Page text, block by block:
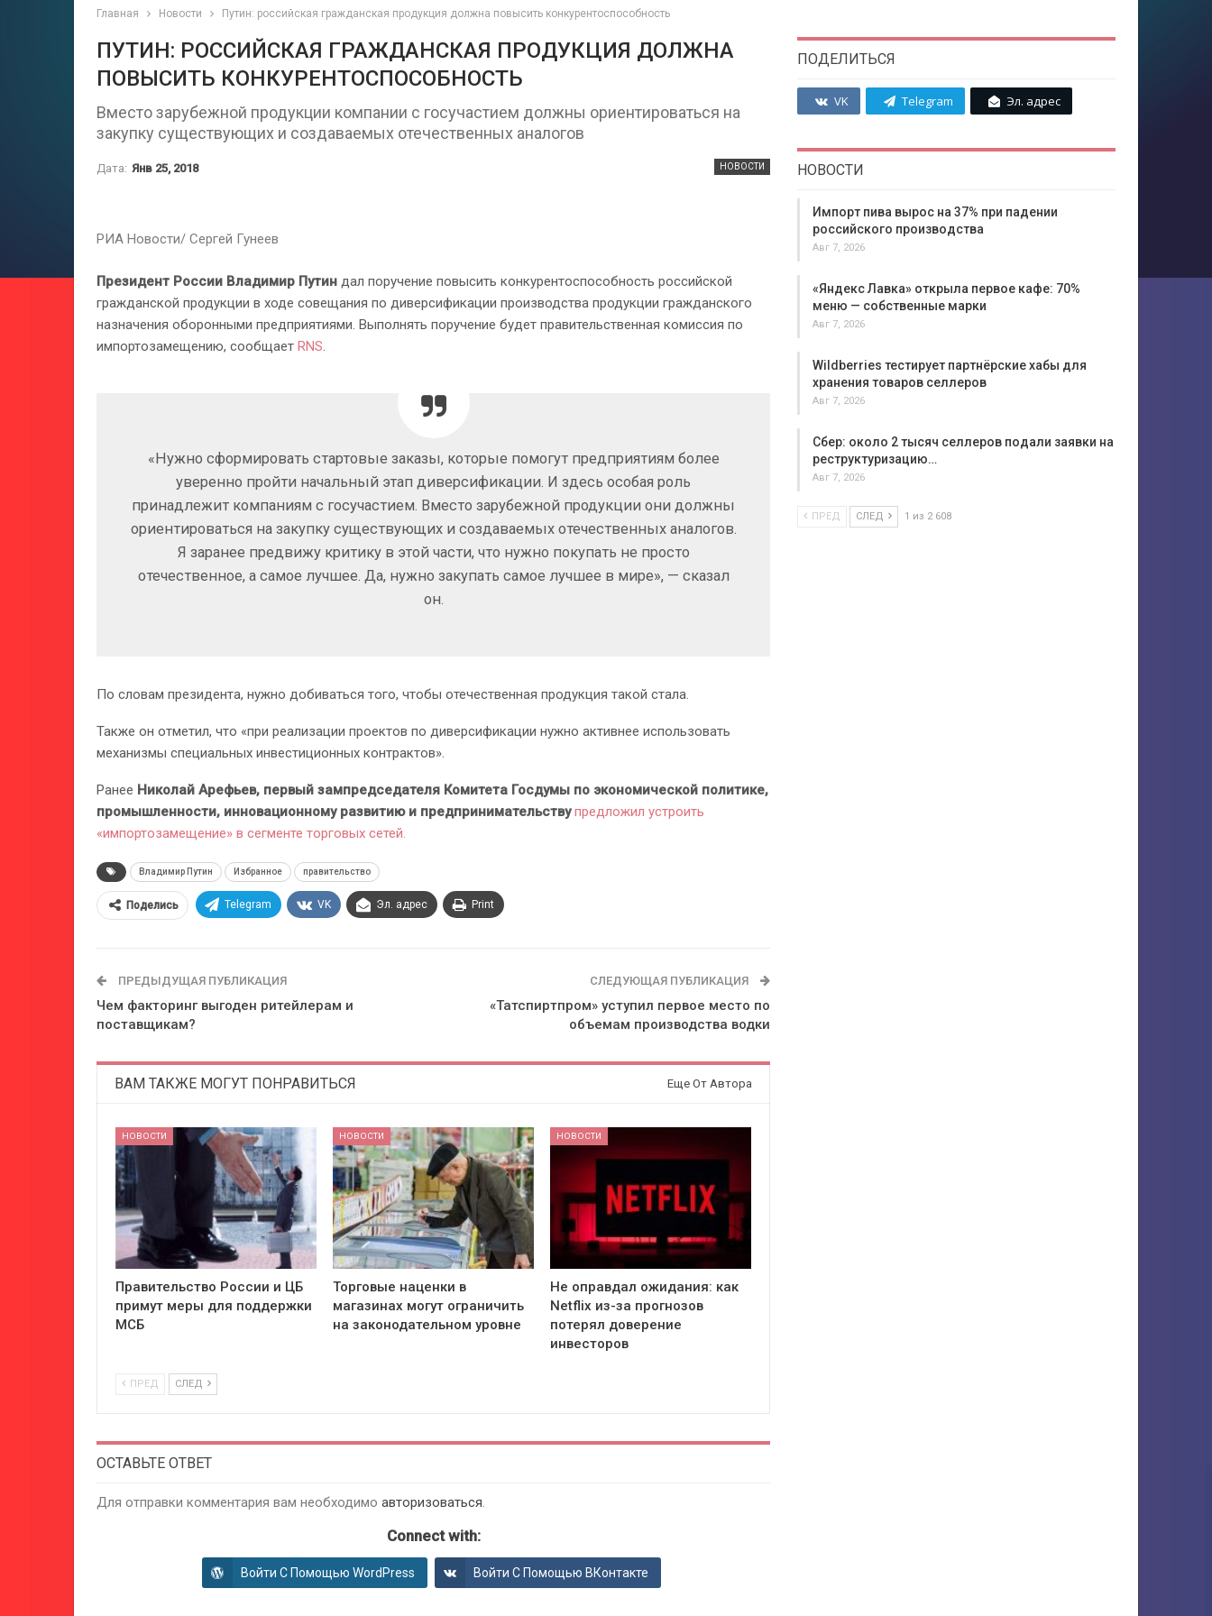
Главная Новости Путин: российская гражданская продукция должна повысить конкурентоспособность
ПУТИН: РОССИЙСКАЯ ГРАЖДАНСКАЯ ПРОДУКЦИЯ ДОЛЖНА
ПОВЫСИТЬ КОНКУРЕНТОСПОСОБНОСТЬ
Вместо зарубежной продукции компании с госучастием должны ориентироваться на
закупку существующих и создаваемых отечественных аналогов
НОВОСТИ
Дата: Янв 25, 2018
РИА Новости/ Сергей Гунеев
Президент России Владимир Путин дал поручение повысить конкурентоспособность российской
гражданской продукции в ходе совещания по диверсификации производства продукции гражданского
назначения оборонными предприятиями. Выполнять поручение будет правительственная комиссия по
импортозамещению, сообщает RNS.
«Нужно сформировать стартовые заказы, которые помогут предприятиям более
уверенно пройти начальный этап диверсификации. И здесь особая роль
принадлежит компаниям с госучастием. Вместо зарубежной продукции они должны
ориентироваться на закупку существующих и создаваемых отечественных аналогов.
Я заранее предвижу критику в этой части, что нужно покупать не просто
отечественное, а самое лучшее. Да, нужно закупать самое лучшее в мире», — сказал
он.
По словам президента, нужно добиваться того, чтобы отечественная продукция такой стала.
Также он отметил, что «при реализации проектов по диверсификации нужно активнее использовать
механизмы специальных инвестиционных контрактов».
Ранее Николай Арефьев, первый зампредседателя Комитета Госдумы по экономической политике,
промышленности, инновационному развитию и предпринимательству предложил устроить
«импортозамещение» в сегменте торговых сетей.
Владимир Путин Избранное правительство
Поделись Telegram VK Эл. адрес Print
ПРЕДЫДУЩАЯ ПУБЛИКАЦИЯ
Чем факторинг выгоден ритейлерам и
поставщикам?
СЛЕДУЮЩАЯ ПУБЛИКАЦИЯ
«Татспиртпром» уступил первое место по
объемам производства водки
ВАМ ТАКЖЕ МОГУТ ПОНРАВИТЬСЯ Еще От Автора
НОВОСТИ
Правительство России и ЦБ
примут меры для поддержки
МСБ
НОВОСТИ
Торговые наценки в
магазинах могут ограничить
на законодательном уровне
НОВОСТИ
Не оправдал ожидания: как
Netflix из-за прогнозов
потерял доверение
инвесторов
ПРЕД СЛЕД
ОСТАВЬТЕ ОТВЕТ
Для отправки комментария вам необходимо авторизоваться
Connect with:
Войти С Помощью WordPress Войти С Помощью ВКонтакте
ПОДЕЛИТЬСЯ
VK Telegram Эл. адрес
НОВОСТИ
Импорт пива вырос на 37% при падении
российского производства
Авг 7, 2026
«Яндекс Лавка» открыла первое кафе: 70%
меню — собственные марки
Авг 7, 2026
Wildberries тестирует партнёрские хабы для
хранения товаров селлеров
Авг 7, 2026
Сбер: около 2 тысяч селлеров подали заявки на
реструктуризацию…
Авг 7, 2026
ПРЕД СЛЕД 1 из 2 608